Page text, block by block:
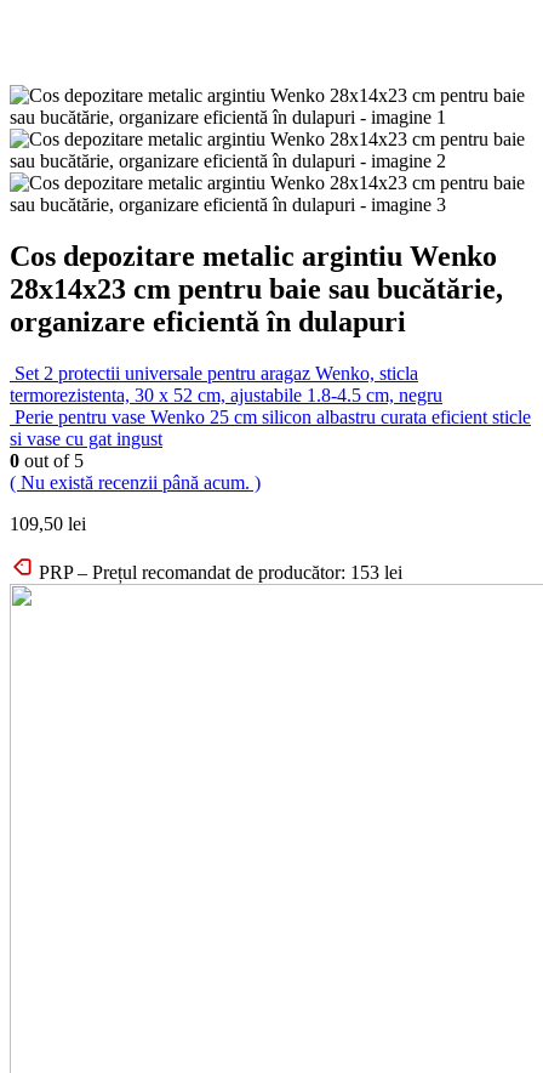
Cos depozitare metalic argintiu Wenko
28x14x23 cm pentru baie sau bucătărie,
organizare eficientă în dulapuri
Set 2 protectii universale pentru aragaz Wenko, sticla
termorezistenta, 30 x 52 cm, ajustabile 1.8-4.5 cm, negru
Perie pentru vase Wenko 25 cm silicon albastru curata eficient sticle
si vase cu gat ingust
0 out of 5
( Nu există recenzii până acum. )
109,50 lei
PRP – Prețul recomandat de producător: 153 lei